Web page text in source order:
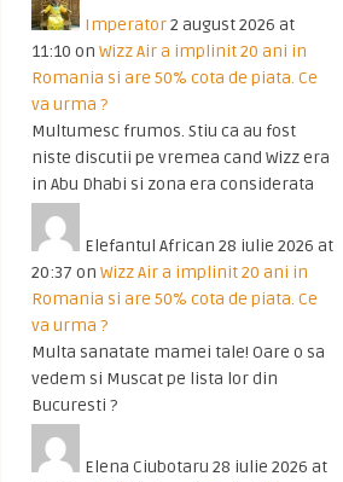
Imperator2 august 2026 at
11:10 on Wizz Air a implinit 20 ani in
Romania si are 50% cota de piata. Ce
va urma ?
Multumesc frumos. Stiu ca au fost
niste discutii pe vremea cand Wizz era
in Abu Dhabi si zona era considerata
Elefantul African 28 iulie 2026 at
20:37 on Wizz Air a implinit 20 ani in
Romania si are 50% cota de piata. Ce
va urma ?
Multa sanatate mamei tale! Oare o sa
vedem si Muscat pe lista lor din
Bucuresti ?
Elena Ciubotaru 28 iulie 2026 at